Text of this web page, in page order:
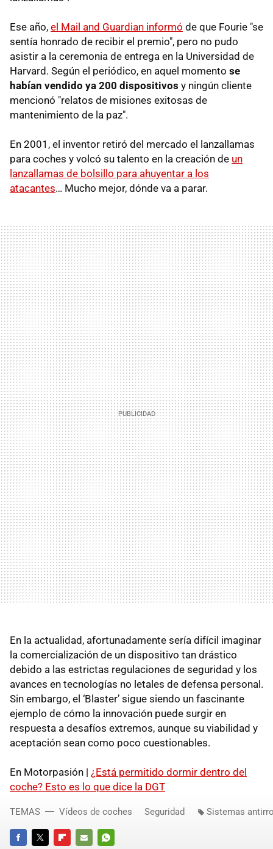
Ese año, el Mail and Guardian informó de que Fourie "se
sentía honrado de recibir el premio", pero no pudo
asistir a la ceremonia de entrega en la Universidad de
Harvard. Según el periódico, en aquel momento se
habían vendido ya 200 dispositivos y ningún cliente
mencionó "relatos de misiones exitosas de
mantenimiento de la paz".
En 2001, el inventor retiró del mercado el lanzallamas
para coches y volcó su talento en la creación de un
lanzallamas de bolsillo para ahuyentar a los
atacantes… Mucho mejor, dónde va a parar.
En la actualidad, afortunadamente sería difícil imaginar
la comercialización de un dispositivo tan drástico
debido a las estrictas regulaciones de seguridad y los
avances en tecnologías no letales de defensa personal.
Sin embargo, el ‘Blaster’ sigue siendo un fascinante
ejemplo de cómo la innovación puede surgir en
respuesta a desafíos extremos, aunque su viabilidad y
aceptación sean como poco cuestionables.
En Motorpasión | ¿Está permitido dormir dentro del
coche? Esto es lo que dice la DGT
TEMAS Vídeos de coches Seguridad Sistemas